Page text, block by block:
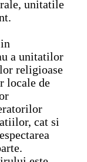
unitatile
a unitatilor
religioase
locale de
cat si